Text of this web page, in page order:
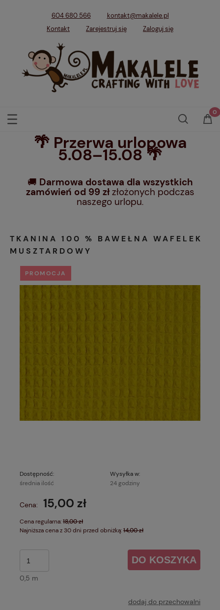
604 680 566
kontakt@makalele.pl
Kontakt
Zarejestruj się Zaloguj się
🌴 Przerwa urlopowa
5.08–15.08 🌴
🚚 Darmowa dostawa dla wszystkich
zamówień od 99 złzłożonych podczas
naszego urlopu.
TKANINA 100 % BAWEŁNA WAFELEK
MUSZTARDOWY
PROMOCJA
Dostępność:
średnia ilość
Wysyłka w:
24 godziny
Cena: 15,00 zł
Cena regularna:18,00 zł
Najniższa cena z 30 dni przed obniżką:14,00 zł
0,5 m
DO KOSZYKA
dodaj do przechowalni